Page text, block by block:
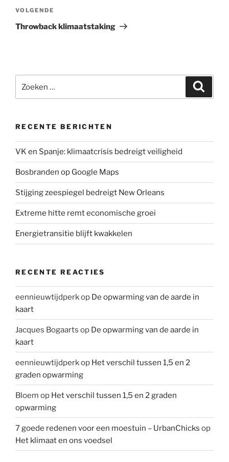
Volgend
bericht
VOLGENDE
Throwback klimaatstaking
naar:
RECENTE BERICHTEN
VK en Spanje: klimaatcrisis bedreigt veiligheid
Bosbranden op Google Maps
Stijging zeespiegel bedreigt New Orleans
Extreme hitte remt economische groei
Energietransitie blijft kwakkelen
RECENTE REACTIES
eennieuwtijdperkop De opwarming van de aarde in
kaart
Jacques Bogaarts op De opwarming van de aarde in
kaart
eennieuwtijdperkop Het verschil tussen 1,5 en 2
graden opwarming
Bloem op Het verschil tussen 1,5 en 2 graden
opwarming
7 goede redenen voor een moestuin – UrbanChicks op
Het klimaat en ons voedsel